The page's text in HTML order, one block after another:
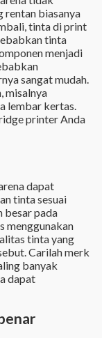
rentan biasanya
tinta di print
tinta
menjadi
sangat mudah.
misalnya
lembar kertas.
printer Anda
dapat
tinta sesuai
besar pada
menggunakan
tinta yang
Carilah merk
banyak
dapat